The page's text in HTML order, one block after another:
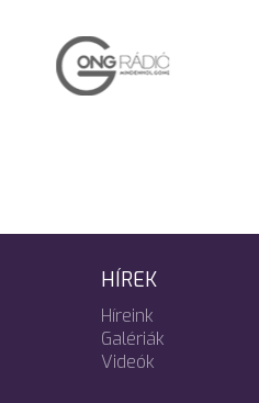
HÍREK
Híreink
Galériák
Videók